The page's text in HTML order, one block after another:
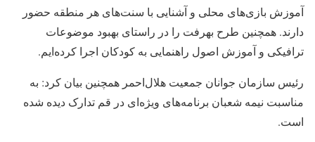
آموزش بازی‌های محلی و آشنایی با سنت‌های هر منطقه حضور
دارند. همچنین طرح بهرفت را در راستای بهبود موضوعات
ترافیکی و آموزش اصول راهنمایی به کودکان اجرا کرده‌ایم.
رئیس سازمان جوانان جمعیت هلال‌احمر همچنین بیان کرد: به
مناسبت نیمه شعبان برنامه‌های ویژه‌ای در قم تدارک دیده شده
است.